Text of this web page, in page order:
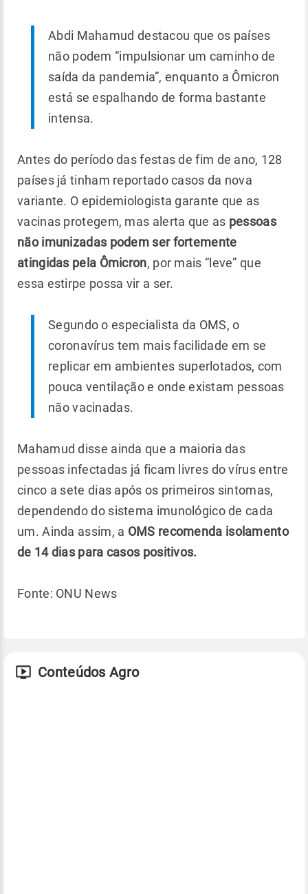
Abdi Mahamud destacou que os países
não podem “impulsionar um caminho de
saída da pandemia”, enquanto a Ômicron
está se espalhando de forma bastante
intensa.
Antes do período das festas de fim de ano, 128
países já tinham reportado casos da nova
variante. O epidemiologista garante que as
vacinas protegem, mas alerta que as pessoas
não imunizadas podem ser fortemente
atingidas pela Ômicron, por mais “leve” que
essa estirpe possa vir a ser.
Segundo o especialista da OMS, o
coronavírus tem mais facilidade em se
replicar em ambientes superlotados, com
pouca ventilação e onde existam pessoas
não vacinadas.
Mahamud disse ainda que a maioria das
pessoas infectadas já ficam livres do vírus entre
cinco a sete dias após os primeiros sintomas,
dependendo do sistema imunológico de cada
um. Ainda assim, a OMS recomenda isolamento
de 14 dias para casos positivos.
Fonte: ONU News
Conteúdos Agro